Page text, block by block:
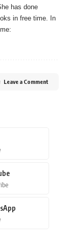
has done
in free time. In
Leave a Comment